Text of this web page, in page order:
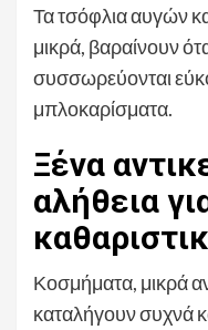
Τα τσόφλια αυγών
μικρά, βαραίνουν
συσσωρεύονται
μπλοκαρίσματα.
Ξένα
αλήθεια
Κοσμήματα, μικρά
καταλήγουν συχνά